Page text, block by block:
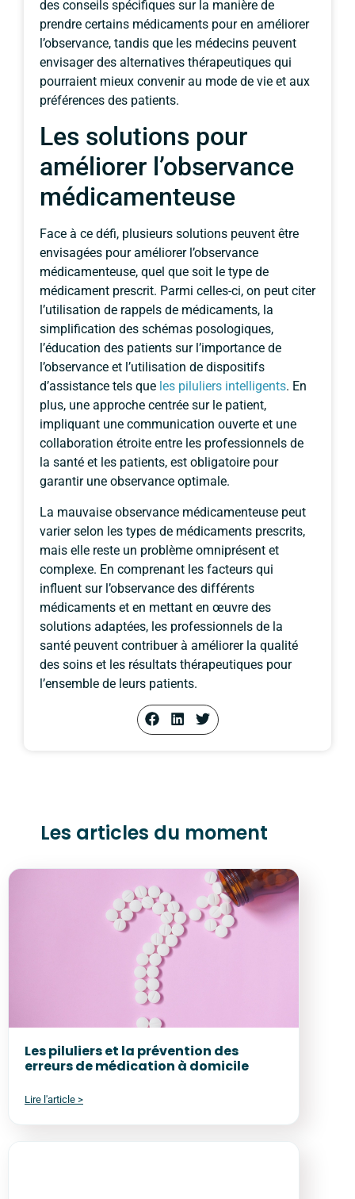
des conseils spécifiques sur la manière de
prendre certains médicaments pour en améliorer
l’observance, tandis que les médecins peuvent
envisager des alternatives thérapeutiques qui
pourraient mieux convenir au mode de vie et aux
préférences des patients.
Les solutions pour
améliorer l’observance
médicamenteuse
Face à ce défi, plusieurs solutions peuvent être
envisagées pour améliorer l’observance
médicamenteuse, quel que soit le type de
médicament prescrit. Parmi celles-ci, on peut citer
l’utilisation de rappels de médicaments, la
simplification des schémas posologiques,
l’éducation des patients sur l’importance de
l’observance et l’utilisation de dispositifs
d’assistance tels que les piluliers intelligents. En
plus, une approche centrée sur le patient,
impliquant une communication ouverte et une
collaboration étroite entre les professionnels de
la santé et les patients, est obligatoire pour
garantir une observance optimale.
La mauvaise observance médicamenteuse peut
varier selon les types de médicaments prescrits,
mais elle reste un problème omniprésent et
complexe. En comprenant les facteurs qui
influent sur l’observance des différents
médicaments et en mettant en œuvre des
solutions adaptées, les professionnels de la
santé peuvent contribuer à améliorer la qualité
des soins et les résultats thérapeutiques pour
l’ensemble de leurs patients.
Les articles du moment
Les piluliers et la prévention des
erreurs de médication à domicile
Lire l'article >